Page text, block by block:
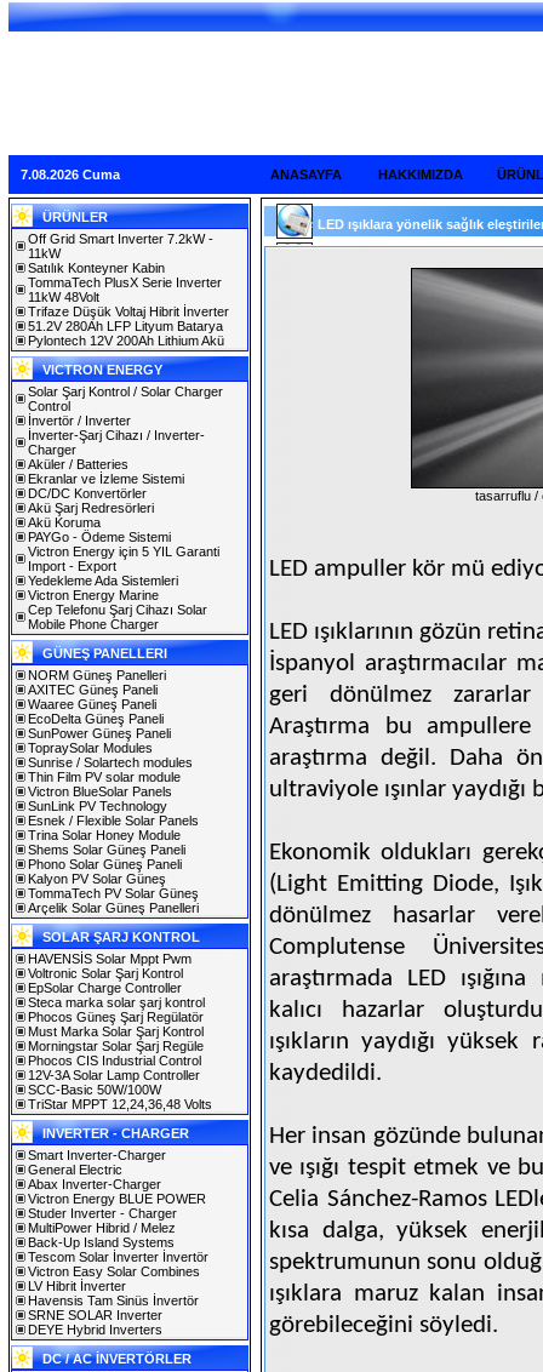
7.08.2026 Cuma ANASAYFA HAKKIMIZDA
ÜRÜNLER
Off Grid Smart Inverter 7.2kW -
11kW
Satılık Konteyner Kabin
TommaTech PlusX Serie Inverter
11kW 48Volt
Trifaze Düşük Voltaj Hibrit İnverter
51.2V 280Ah LFP Lityum Batarya
Pylontech 12V 200Ah Lithium Akü
VICTRON ENERGY
Solar Şarj Kontrol / Solar Charger
Control
İnvertör / Inverter
İnverter-Şarj Cihazı / Inverter-
Charger
Aküler / Batteries
Ekranlar ve İzleme Sistemi
DC/DC Konvertörler
Akü Şarj Redresörleri
Akü Koruma
PAYGo - Ödeme Sistemi
Victron Energy için 5 YIL Garanti
Import - Export
Yedekleme Ada Sistemleri
Victron Energy Marine
Cep Telefonu Şarj Cihazı Solar
Mobile Phone Charger
GÜNEŞ PANELLERI
NORM Güneş Panelleri
AXITEC Güneş Paneli
Waaree Güneş Paneli
EcoDelta Güneş Paneli
SunPower Güneş Paneli
TopraySolar Modules
Sunrise / Solartech modules
Thin Film PV solar module
Victron BlueSolar Panels
SunLink PV Technology
Esnek / Flexible Solar Panels
Trina Solar Honey Module
Shems Solar Güneş Paneli
Phono Solar Güneş Paneli
Kalyon PV Solar Güneş
TommaTech PV Solar Güneş
Arçelik Solar Güneş Panelleri
SOLAR ŞARJ KONTROL
HAVENSİS Solar Mppt Pwm
Voltronic Solar Şarj Kontrol
EpSolar Charge Controller
Steca marka solar şarj kontrol
Phocos Güneş Şarj Regülatör
Must Marka Solar Şarj Kontrol
Morningstar Solar Şarj Regüle
Phocos CIS Industrial Control
12V-3A Solar Lamp Controller
SCC-Basic 50W/100W
TriStar MPPT 12,24,36,48 Volts
INVERTER - CHARGER
Smart Inverter-Charger
General Electric
Abax Inverter-Charger
Victron Energy BLUE POWER
Studer Inverter - Charger
MultiPower Hibrid / Melez
Back-Up Island Systems
Tescom Solar İnverter İnvertör
Victron Easy Solar Combines
LV Hibrit İnverter
Havensis Tam Sinüs İnvertör
SRNE SOLAR Inverter
DEYE Hybrid Inverters
DC / AC İNVERTÖRLER
LED ışıklara yönelik sağlık
tasarruflu /
LED ampuller kör mü
LED ışıklarının gözün
İspanyol araştırmacılar
geri dönülmez zararlar
Araştırma bu
araştırma değil. Daha
ultraviyole ışınlar
Ekonomik oldukları
(Light Emitting Diode,
dönülmez hasarlar
Complutense
araştırmada LED
kalıcı hazarlar
ışıkların yaydığı
kaydedildi.
Her insan gözünde
ve ışığı tespit etmek ve
Celia Sánchez-Ramos
kısa dalga, yüksek
spektrumunun sonu
ışıklara maruz kalan
görebileceğini söyledi.